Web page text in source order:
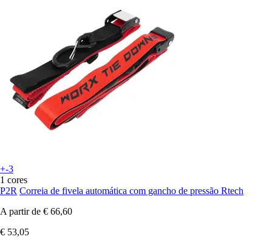
+-3
1 cores
P2R Correia de fivela automática com gancho de pressão Rtech
A partir de € 66,60
€ 53,05